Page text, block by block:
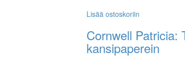
Lisää ostoskoriin
Cornwell Patricia:
kansipaperein